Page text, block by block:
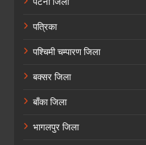
पत्रिका
पश्चिमी चम्पारण जिला
बक्सर जिला
बाँका जिला
भागलपुर जिला